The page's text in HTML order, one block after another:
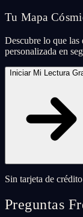
Tu Mapa
Descubre lo que las
personalizada en
Iniciar Mi Lectura
Sin tarjeta de
Preguntas